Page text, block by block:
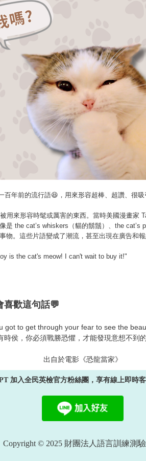
百年前的流行語😆，用來形容超棒、超讚、很
用來形容時髦或厲害的東西。當時美國漫畫家
是 the cat’s whiskers（貓的鬍鬚）、the cat’s
物。這些片語變成了潮流，甚至出現在廣告和
is the cat's meow! I can't wait to buy it!"
喜歡這句話💬
got to get through your fear to see the
時侯，你必須戰勝恐懼，才能發現意想不到
出自於電影《恐龍當家》
加入全民英檢官方粉絲團，享有線上即時
Copyright © 2025 財團法人語言訓練測